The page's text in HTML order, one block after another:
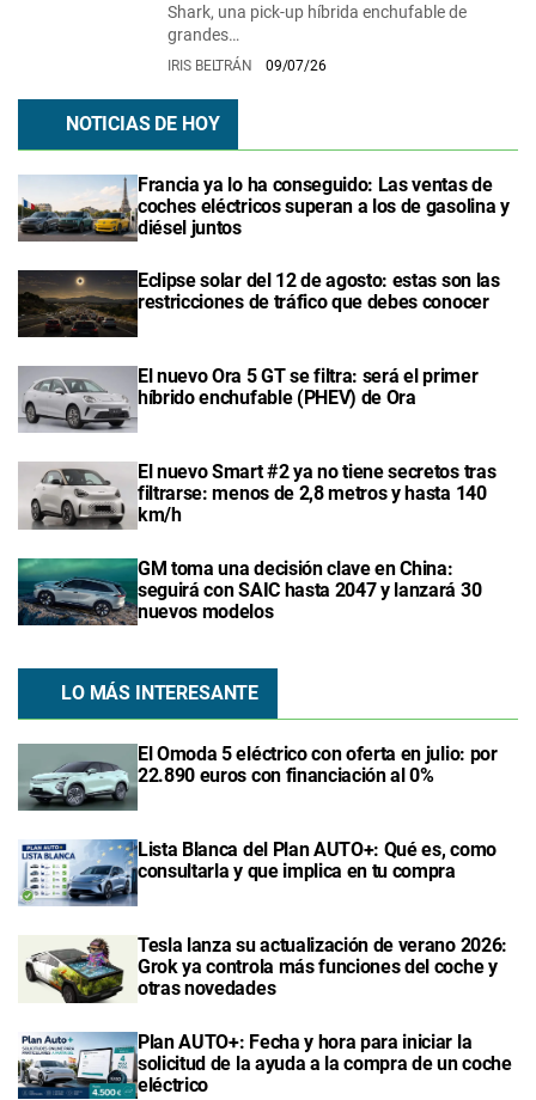
Shark, una pick-up híbrida enchufable de
grandes…
IRIS BELTRÁN 09/07/26
NOTICIAS DE HOY
Francia ya lo ha conseguido: Las ventas de
coches eléctricos superan a los de gasolina y
diésel juntos
Eclipse solar del 12 de agosto: estas son las
restricciones de tráfico que debes conocer
El nuevo Ora 5 GT se filtra: será el primer
híbrido enchufable (PHEV) de Ora
El nuevo Smart #2 ya no tiene secretos tras
filtrarse: menos de 2,8 metros y hasta 140
km/h
GM toma una decisión clave en China:
seguirá con SAIC hasta 2047 y lanzará 30
nuevos modelos
LO MÁS INTERESANTE
El Omoda 5 eléctrico con oferta en julio: por
22.890 euros con financiación al 0%
Lista Blanca del Plan AUTO+: Qué es, como
consultarla y que implica en tu compra
Tesla lanza su actualización de verano 2026:
Grok ya controla más funciones del coche y
otras novedades
Plan AUTO+: Fecha y hora para iniciar la
solicitud de la ayuda a la compra de un coche
eléctrico